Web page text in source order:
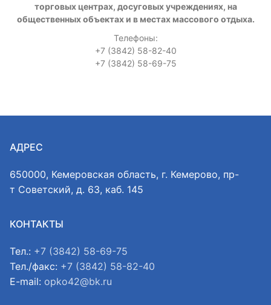
торговых центрах, досуговых учреждениях, на
общественных объектах и в местах массового отдыха.
Телефоны:
+7 (3842) 58-82-40
+7 (3842) 58-69-75
АДРЕС
650000, Кемеровская область, г. Кемерово, пр-
т Советский, д. 63, каб. 145
КОНТАКТЫ
Тел.: +7 (3842) 58-69-75
Тел./факс: +7 (3842) 58-82-40
E-mail: opko42@bk.ru